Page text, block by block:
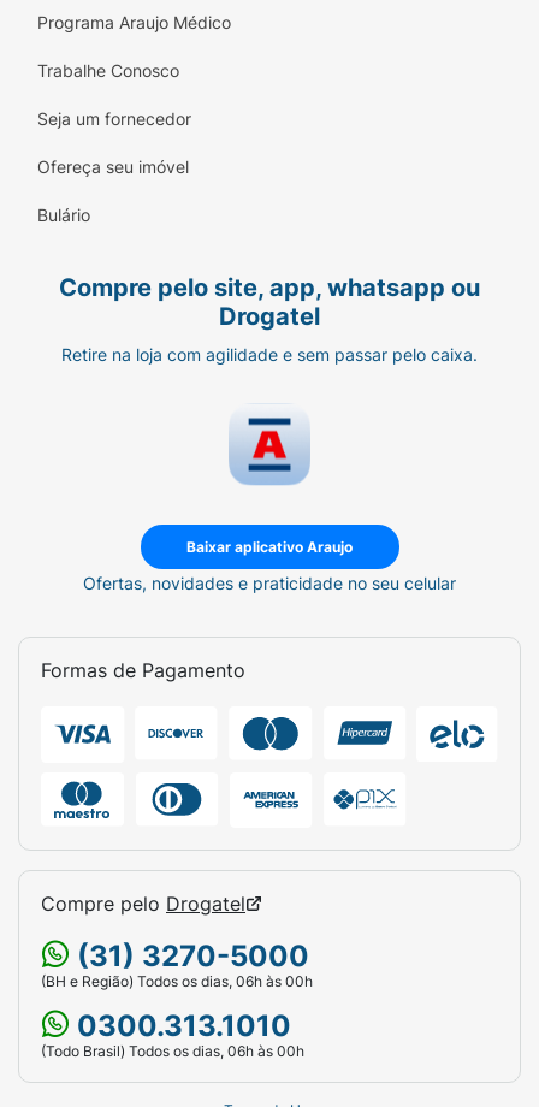
Programa Araujo Médico
Trabalhe Conosco
Seja um fornecedor
Ofereça seu imóvel
Bulário
Compre pelo site, app, whatsapp ou
Drogatel
Retire na loja com agilidade e sem passar pelo caixa.
Baixar aplicativo Araujo
Ofertas, novidades e praticidade no seu celular
Formas de Pagamento
Compre pelo Drogatel
(31) 3270-5000
(BH e Região) Todos os dias, 06h às 00h
0300.313.1010
(Todo Brasil) Todos os dias, 06h às 00h